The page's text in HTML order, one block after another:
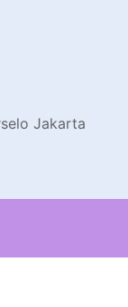
Jakarta